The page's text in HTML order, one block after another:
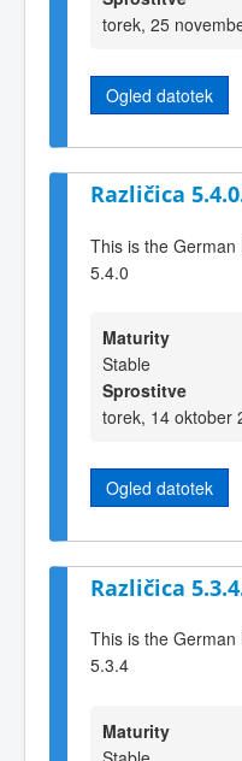
torek, 25
Ogled datotek
Različica
This is the
5.4.0
Maturity
Stable
Sprostitve
torek, 14 oktober
Ogled datotek
Različica
This is the
5.3.4
Maturity